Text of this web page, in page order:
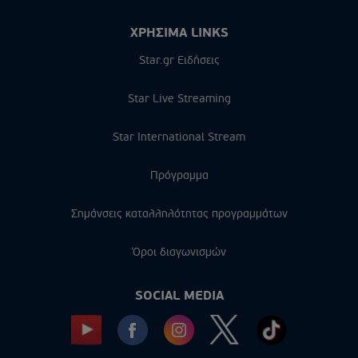
ΧΡΗΣΙΜΑ LINKS
Star.gr Ειδήσεις
Star Live Streaming
Star International Stream
Πρόγραμμα
Σημάνσεις καταλληλότητας προγραμμάτων
Όροι διαγωνισμών
SOCIAL MEDIA